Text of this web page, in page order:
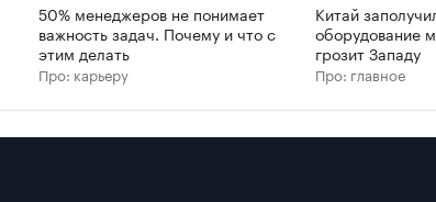
50% менеджеров не понимает
важность задач. Почему и что с
этим делать
Про: карьеру
Китай
оборудование
грозит Западу
Про: главное